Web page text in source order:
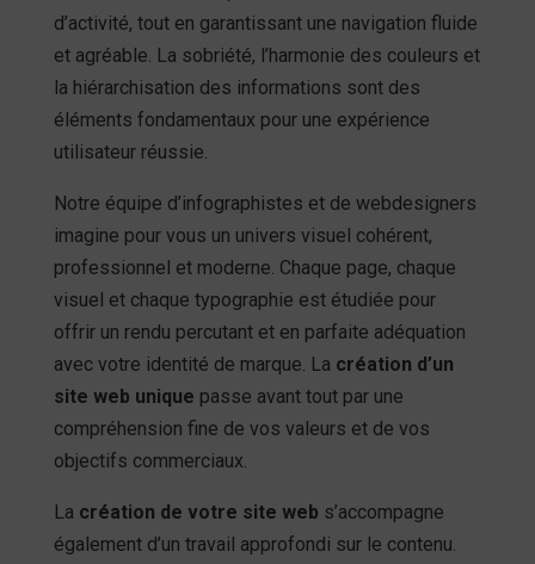
d’activité, tout en garantissant une navigation fluide
et agréable. La sobriété, l’harmonie des couleurs et
la hiérarchisation des informations sont des
éléments fondamentaux pour une expérience
utilisateur réussie.
Notre équipe d’infographistes et de webdesigners
imagine pour vous un univers visuel cohérent,
professionnel et moderne. Chaque page, chaque
visuel et chaque typographie est étudiée pour
offrir un rendu percutant et en parfaite adéquation
avec votre identité de marque. La création d’un
site web unique passe avant tout par une
compréhension fine de vos valeurs et de vos
objectifs commerciaux.
La création de votre site web s’accompagne
également d’un travail approfondi sur le contenu.